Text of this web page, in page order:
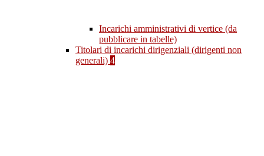
Incarichi amministrativi di vertice (da
pubblicare in tabelle)
Titolari di incarichi dirigenziali (dirigenti non
generali) 4